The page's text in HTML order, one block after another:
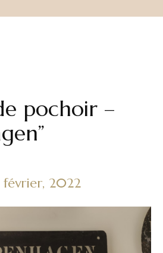
pochoir –
2022